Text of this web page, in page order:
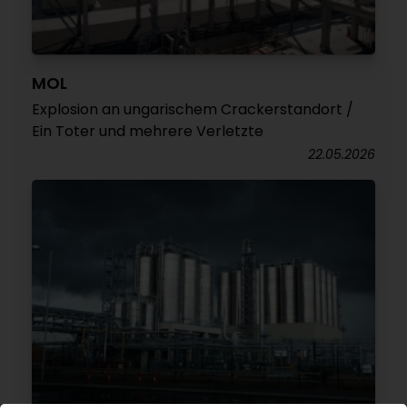
MOL
Explosion an ungarischem Crackerstandort /
Ein Toter und mehrere Verletzte
22.05.2026